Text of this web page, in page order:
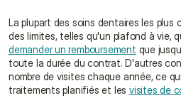
La plupart des soins dentaires les plus
demander un remboursement que
toute la durée du contrat. D'autres
nombre de visites chaque année, ce
traitements planifiés et les visites de